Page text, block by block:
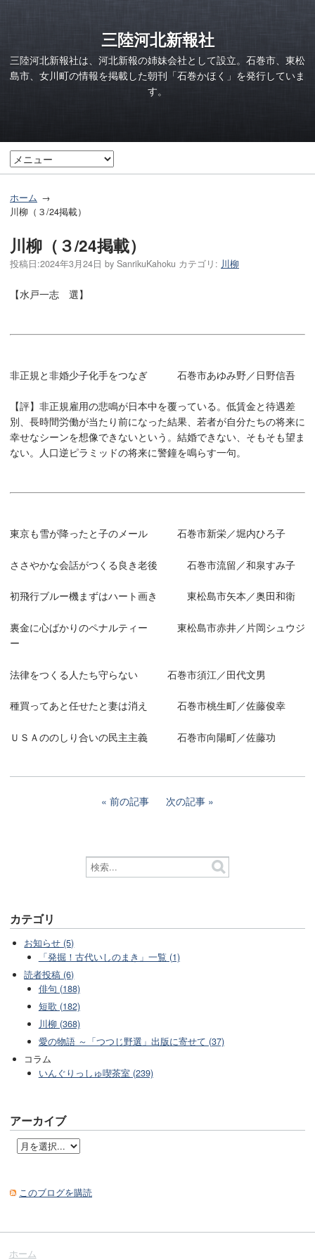
三陸河北新報社
三陸河北新報社は、河北新報の姉妹会社として設立。石巻市、東松
島市、女川町の情報を掲載した朝刊「石巻かほく」を発行していま
す。
ホーム
川柳（３/24掲載）
川柳（３/24掲載）
投稿日:2024年3月24日 by SanrikuKahoku カテゴリ: 川柳
【水戸一志 選】
非正規と非婚少子化手をつなぎ 石巻市あゆみ野／日野信吾
【評】非正規雇用の悲鳴が日本中を覆っている。低賃金と待遇差
別、長時間労働が当たり前になった結果、若者が自分たちの将来に
幸せなシーンを想像できないという。結婚できない、そもそも望ま
ない。人口逆ピラミッドの将来に警鐘を鳴らす一句。
東京も雪が降ったと子のメール 石巻市新栄／堀内ひろ子
ささやかな会話がつくる良き老後 石巻市流留／和泉すみ子
初飛行ブルー機まずはハート画き 東松島市矢本／奥田和衛
裏金に心ばかりのペナルティー 東松島市赤井／片岡シュウジ
ー
法律をつくる人たち守らない 石巻市須江／田代文男
種買ってあと任せたと妻は消え 石巻市桃生町／佐藤俊幸
ＵＳＡののしり合いの民主主義 石巻市向陽町／佐藤功
前の記事 次の記事
カテゴリ
お知らせ (5)
「発掘！古代いしのまき」一覧 (1)
読者投稿 (6)
俳句 (188)
短歌 (182)
川柳 (368)
愛の物語 ～「つつじ野選」出版に寄せて (37)
コラム
いんぐりっしゅ喫茶室 (239)
アーカイブ
このブログを購読
ホーム